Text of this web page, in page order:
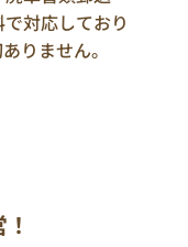
対応しており
りません。